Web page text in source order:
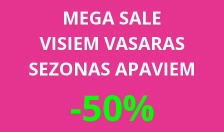
MEGA SALE
VISIEM VASARAS
SEZONAS APAVIEM
-50%